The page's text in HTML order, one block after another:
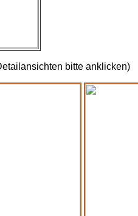
bitte anklicken)